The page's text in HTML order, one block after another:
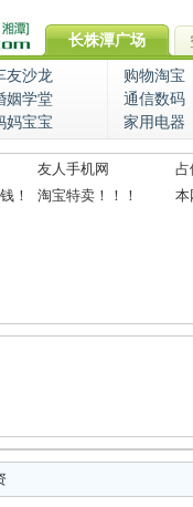
长株潭广场
友沙龙
购物淘宝
姻学堂
通信数码
妈宝宝 家用电器
友人手机网
占
！
淘宝特卖！！！ 本